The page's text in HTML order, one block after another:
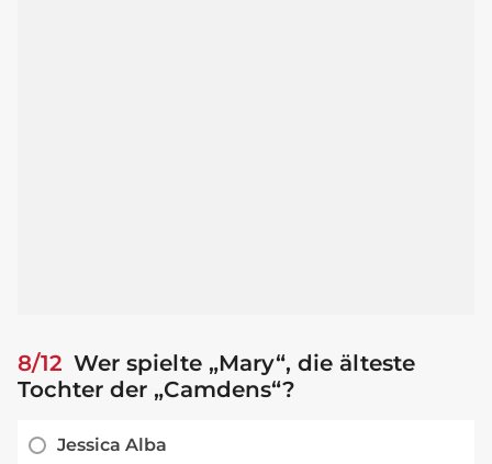
8/12 Wer spielte „Mary“, die älteste
Tochter der „Camdens“?
Jessica Alba